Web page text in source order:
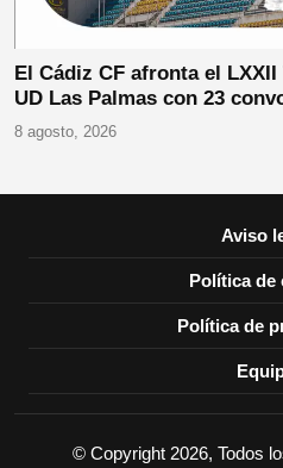
El Cádiz CF afronta el
UD Las Palmas con 23
8 agosto, 2026
Aviso
Política de
Política de
© Copyright 2026, Todos